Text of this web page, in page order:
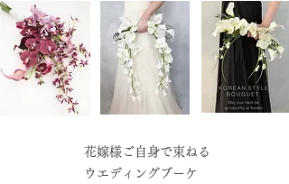
花嫁様ご自身で束ねる
ウエディング​ブーケ